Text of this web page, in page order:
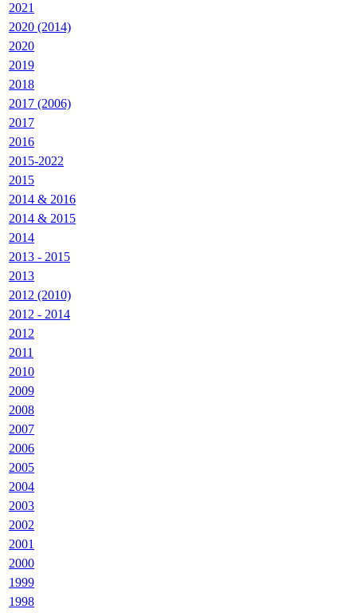
2021
2020 (2014)
2020
2019
2018
2017 (2006)
2017
2016
2015-2022
2015
2014 & 2016
2014 & 2015
2014
2013 - 2015
2013
2012 (2010)
2012 - 2014
2012
2011
2010
2009
2008
2007
2006
2005
2004
2003
2002
2001
2000
1999
1998